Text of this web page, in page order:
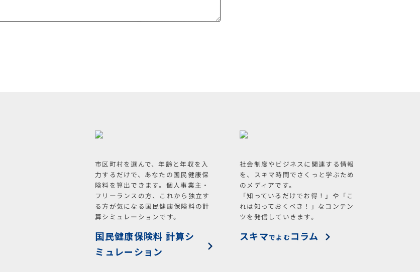
市区町村を選んで、年齢と年収を入
力するだけで、あなたの国民健康保
険料を算出できます。個人事業主・
フリーランスの方、これから独立す
る方が気になる国民健康保険料の計
算シミュレーションです。
国民健康保険料 計算シ
ミュレーション
社会制度やビジネスに関連する情報
を、スキマ時間でさくっと学ぶため
のメディアです。
「知っているだけでお得！」や「こ
れは知っておくべき！」なコンテン
ツを発信していきます。
スキマでよむ コラム